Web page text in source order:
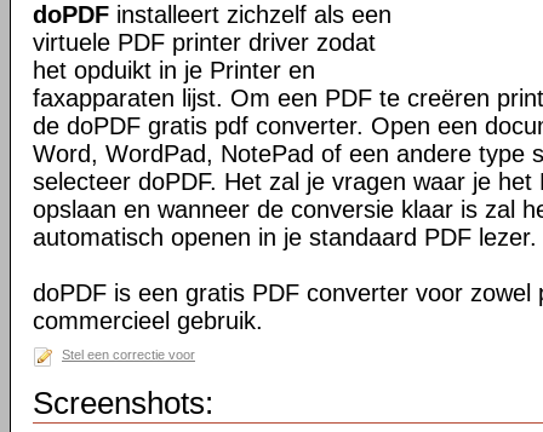
doPDF installeert zichzelf als een
virtuele PDF printer driver zodat
het opduikt in je Printer en
faxapparaten lijst. Om een PDF te creëren
de doPDF gratis pdf converter. Open een
Word, WordPad, NotePad of een andere type
selecteer doPDF. Het zal je vragen waar je het
opslaan en wanneer de conversie klaar is zal
automatisch openen in je standaard PDF lezer.
doPDF is een gratis PDF converter voor zowel
commercieel gebruik.
Stel een correctie voor
Screenshots: